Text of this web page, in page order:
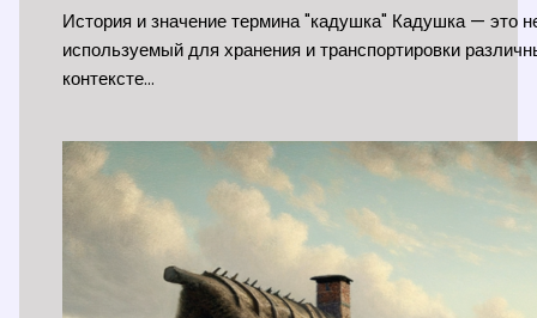
История и значение термина "кадушка" Кадушка — это
используемый для хранения и транспортировки
контексте…